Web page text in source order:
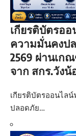
เกียรติบัตรอ
ความมั่นคงป
2569 ผ่านเก
จาก สกร.วังน้
เกียรติบัตรออนไล
ปลอดภัย…